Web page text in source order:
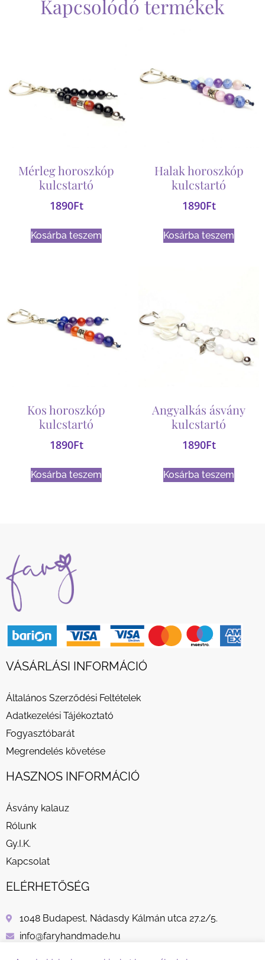
Kapcsolódó termékek
Mérleg horoszkóp
kulcstartó
1890Ft
Kosárba teszem
Halak horoszkóp
kulcstartó
1890Ft
Kosárba teszem
Kos horoszkóp
kulcstartó
1890Ft
Kosárba teszem
Angyalkás ásvány
kulcstartó
1890Ft
Kosárba teszem
VÁSÁRLÁSI INFORMÁCIÓ
Általános Szerződési Feltételek
Adatkezelési Tájékoztató
Fogyasztóbarát
Megrendelés követése
HASZNOS INFORMÁCIÓ
Ásvány kalauz
Rólunk
Gy.I.K.
Kapcsolat
ELÉRHETŐSÉG
1048 Budapest, Nádasdy Kálmán utca 27.2/5.
info@faryhandmade.hu